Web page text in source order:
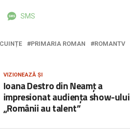
SMS
PRIMARIA ROMAN ROMANTV
VIZIONEAZĂ ȘI
Ioana Destro din Neamț a
impresionat audiența show-ului
„Românii au talent”